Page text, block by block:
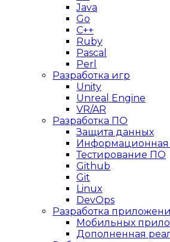
Java
Go
C++
Ruby
Pascal
Perl
Разработка игр
Unity
Unreal Engine
VR/AR
Разработка ПО
Защита данных
Информационная
Тестирование ПО
Github
Git
Linux
DevOps
Разработка
Мобильных
Дополненная